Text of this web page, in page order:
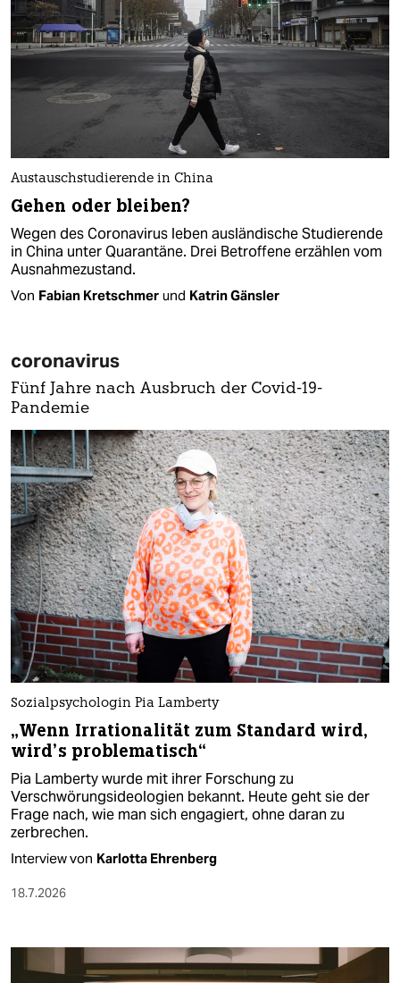
Austauschstudierende in China
Gehen oder bleiben?
Wegen des Coronavirus leben ausländische Studierende
in China unter Quarantäne. Drei Betroffene erzählen vom
Ausnahmezustand.
Von Fabian Kretschmer und Katrin Gänsler
coronavirus
Fünf Jahre nach Ausbruch der Covid-19-
Pandemie
Sozialpsychologin Pia Lamberty
„Wenn Irrationalität zum Standard wird,
wird’s problematisch“
Pia Lamberty wurde mit ihrer Forschung zu
Verschwörungsideologien bekannt. Heute geht sie der
Frage nach, wie man sich engagiert, ohne daran zu
zerbrechen.
Interview von Karlotta Ehrenberg
18.7.2026